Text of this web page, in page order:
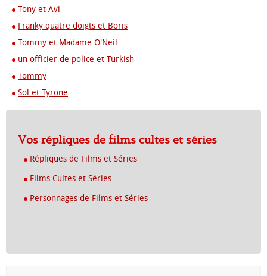
Tony et Avi
Franky quatre doigts et Boris
Tommy et Madame O'Neil
un officier de police et Turkish
Tommy
Sol et Tyrone
Vos répliques de films cultes et séries
Répliques de Films et Séries
Films Cultes et Séries
Personnages de Films et Séries